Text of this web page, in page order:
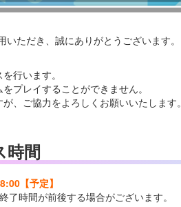
いただき、誠にありがとうございます。
行います。
プレイすることができません。
、ご協力をよろしくお願いいたします。
間
【予定】
了時間が前後する場合がございます。